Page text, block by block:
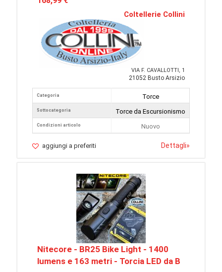
Coltellerie Collini
VIA F. CAVALLOTTI, 1
21052 Busto Arsizio
Categoria
Sottocategoria
Condizioni articolo
Torce
Torce da Escursionismo
Nuovo
aggiungi a preferiti Dettagli»
Nitecore - BR25 Bike Light - 1400
lumens e 163 metri - Torcia LED da B